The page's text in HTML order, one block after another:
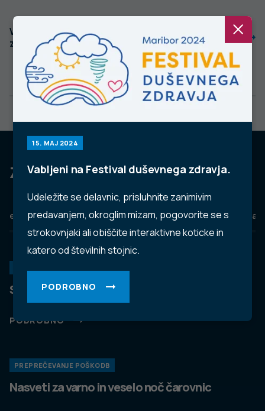
15. MAJ 2024
Vabljeni na Festival duševnega zdravja.
Udeležite se delavnic, prisluhnite zanimivim
predavanjem, okroglim mizam, pogovorite se s
strokovnjaki ali obiščite interaktivne koticke in
katero od številnih stojnic.
PODROBNO
Vsakodnevna skrb
za ustno zdravje
naloga
Za dobro javno zdravje
eZdravje Podatkovni portal NIJZ ambulante
Spremljanje okužb s SARS-CoV-2 (covid-19)
PODROBNO
PREPREČEVANJE POŠKODB
Nasveti za varno in veselo noč čarovnic